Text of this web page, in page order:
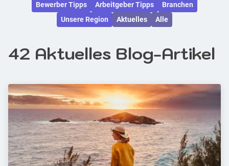
Bewerber Tipps Arbeitgeber Tipps
Branchen
Unsere Region
Aktuelles Alle
42 Aktuelles Blog-Artikel